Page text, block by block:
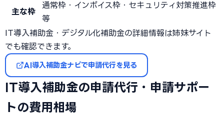
主な枠
通常枠・インボイス枠・セキュリティ対策推進枠
等
IT導入補助金・デジタル化補助金の詳細情報は姉妹サイト
でも確認できます。
AI導入補助金ナビで申請代行を見る
IT導入補助金の申請代行・申請サポー
トの費用相場